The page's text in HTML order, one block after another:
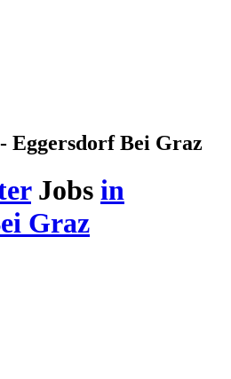
Eggersdorf Bei Graz
Jobs in
Graz